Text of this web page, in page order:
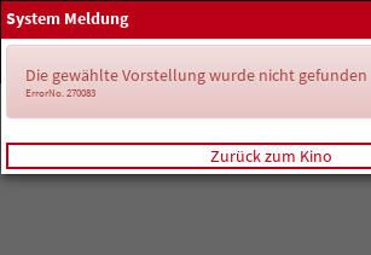
Home
System Meldung
Die gewählte Vorstellung wurde nicht gefunden
ErrorNo. 270083
Zurück zum Kino